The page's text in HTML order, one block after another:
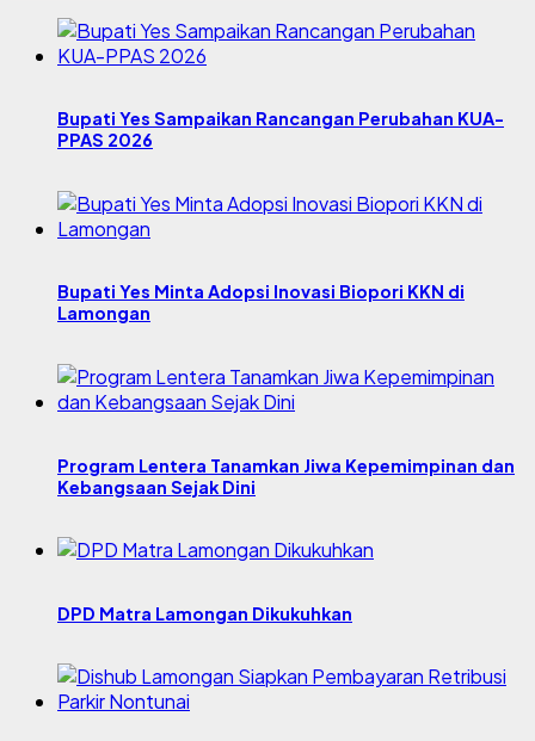
Bupati Yes Sampaikan Rancangan Perubahan KUA-
PPAS 2026
Bupati Yes Minta Adopsi Inovasi Biopori KKN di
Lamongan
Program Lentera Tanamkan Jiwa Kepemimpinan dan
Kebangsaan Sejak Dini
DPD Matra Lamongan Dikukuhkan